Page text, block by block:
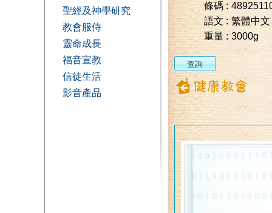
聖經及神學研究
教會服侍
靈命成長
福音宣教
信徒生活
影音產品
條碼 :
語文 : 繁體中文
重量 : 3000g